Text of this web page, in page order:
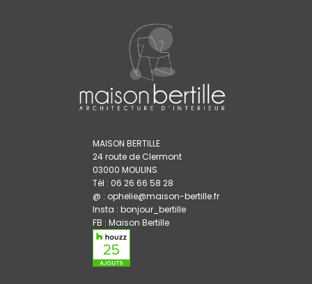
MAISON BERTILLE
24 route de Clermont
03000 MOULINS
Tél : 06 26 66 58 28
@ : ophelie@maison-bertille.fr
Insta : bonjour_bertille
FB : Maison Bertille